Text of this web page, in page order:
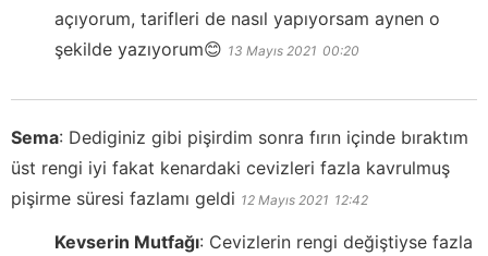
açıyorum, tarifleri de nasıl yapıyorsam aynen o
şekilde yazıyorum😊 13 Mayıs 2021 00:20
Sema: Dediginiz gibi pişirdim sonra fırın içinde bıraktım
üst rengi iyi fakat kenardaki cevizleri fazla kavrulmuş
pişirme süresi fazlamı geldi 12 Mayıs 2021 12:42
Kevserin Mutfağı: Cevizlerin rengi değiştiyse fazla